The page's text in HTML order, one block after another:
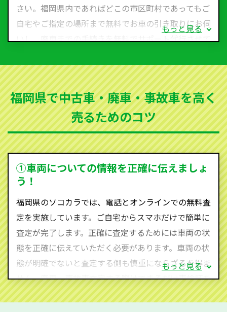
さい。福岡県内であればどこの市区町村であってもご
自宅やご指定の場所まで無料でお車の引き取りにお伺
いし、廃車までの手続きを無料でサポート代行させて
など動かない車、水害車、不動車、乗らなくなってし
まった車、車検が切れて動かすことができない車でも
買取可能です。
ソコカラは世界１１０か国に独自の販売ネットワーク
を持ち、国内に自社物流網、自社ヤードをもっている
ため、中間マージンがかかりません。だから高価買取
を実現し、お客様に利益を還元することができるので
す。
590-870）までお問い合わせ下さい。
査定・ご相談・見積もりはすべて無料で行います。安
心してお問い合わせください。
もっと見る
福岡県で中古車・廃車・事故車を高く
売るためのコツ
①車両についての情報を正確に伝えましょ
う！
福岡県のソコカラでは、電話とオンラインでの無料査
定を実施しています。ご自宅からスマホだけで簡単に
査定が完了します。正確に査定するためには車両の状
態を正確に伝えていただく必要があります。車両の状
態が明確でないと査定する側も慎重にならざるを得ま
せん。廃車・事故車査定する際はできるだけ車検証を
ご準備ください。車検証があることで車両状態や年式
もっと見る